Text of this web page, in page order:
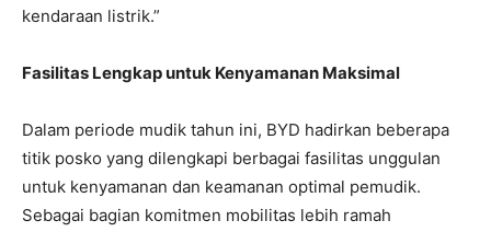
kendaraan listrik.”
Fasilitas Lengkap untuk Kenyamanan Maksimal
Dalam periode mudik tahun ini, BYD hadirkan beberapa
titik posko yang dilengkapi berbagai fasilitas unggulan
untuk kenyamanan dan keamanan optimal pemudik.
Sebagai bagian komitmen mobilitas lebih ramah